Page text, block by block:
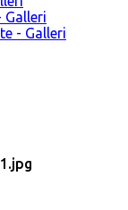
Galleri
- Galleri